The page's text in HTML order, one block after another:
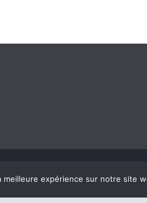
.expérience sur notre